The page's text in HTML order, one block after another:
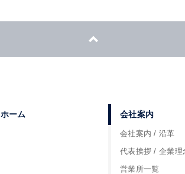
ホーム 会社案内
会社案内 / 沿革
代表挨拶 / 企業理
営業所一覧